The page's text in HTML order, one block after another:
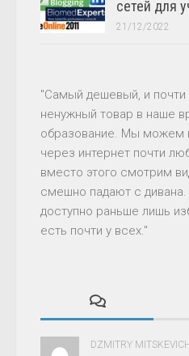
сетей для
21/12/2022
"Самый дешевый, и почти
ненужный товар в наше
образование. Мы можем
через интернет почти
вместо этого смотрим
смешно падают с дивана.
доступно раньше лишь
есть почти у всех."
DZMITRY